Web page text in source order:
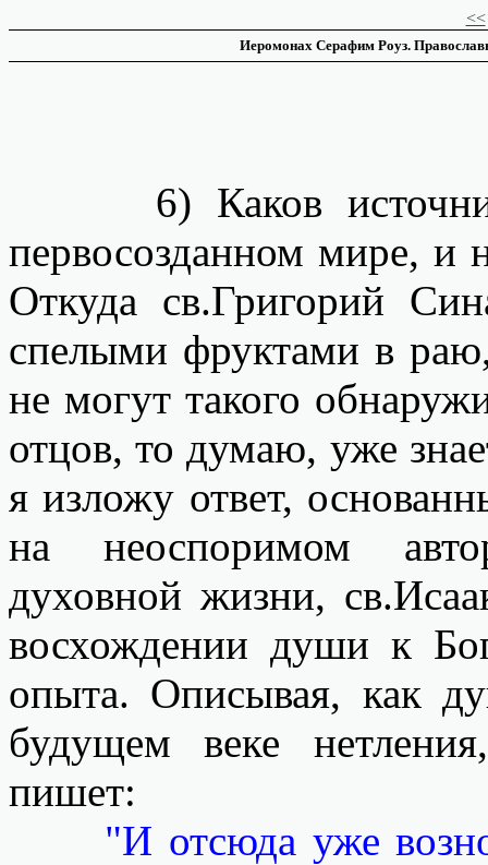
<<
Иеромонах Серафим Роуз.
6) Каков источник
первосозданном мире, и
Откуда св.Григорий
спелыми фруктами в
не могут такого
отцов, то думаю, уже
я изложу ответ,
на неоспоримом
духовной жизни,
восхождении души к
опыта. Описывая, как
будущем веке
пишет:
"И отсюда уже